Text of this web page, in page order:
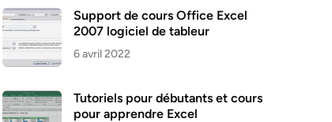
Support de cours Office Excel
2007 logiciel de tableur
6 avril 2022
Tutoriels pour débutants et cours
pour apprendre Excel